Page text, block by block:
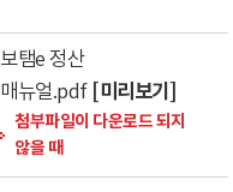
보탬e 정산
매뉴얼.pdf [미리보기]
첨부파일이 다운로드 되지
않을 때